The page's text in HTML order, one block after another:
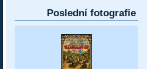
Poslední fotografie